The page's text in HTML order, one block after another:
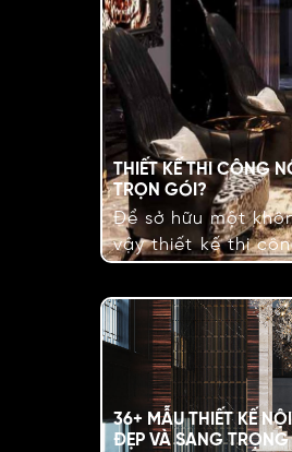
THIẾT KẾ THI CÔNG
TRỌN GÓI?
Để sở hữu một
vậy thiết kế thi
36+ MẪU THIẾT KẾ
ĐẸP VÀ SANG TRỌNG